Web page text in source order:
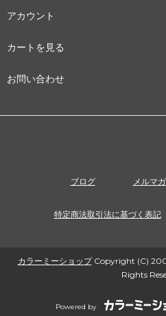
アカウント
カートを見る
お問い合わせ
ブログ メルマ
特定商法取引法に基づく表記
カラーミーショップCopyright (C)
Rights
Powered by